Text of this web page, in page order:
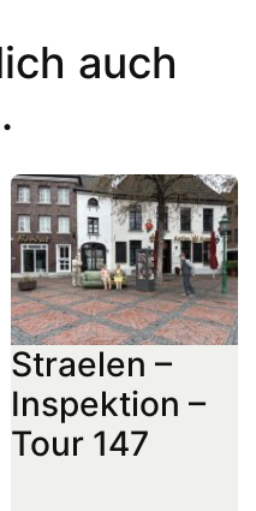
auch
Straelen –
Inspektion –
Tour 147